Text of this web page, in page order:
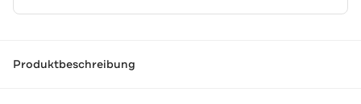
Produktbeschreibung